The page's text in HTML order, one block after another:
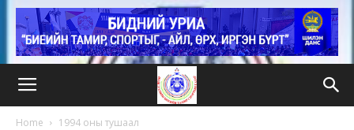
Home 1994 оны тушаал